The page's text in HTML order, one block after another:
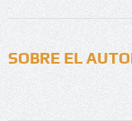
SOBRE EL